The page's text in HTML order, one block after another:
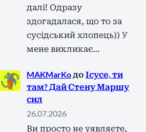
далі! Одразу
здогадалася, що то за
сусідський хлопець)) У
мене викликає…
MAKMarKoдо Ісусе, ти
там? Дай Стену Маршу
сил
26.07.2026
Ви просто не уявляєте,